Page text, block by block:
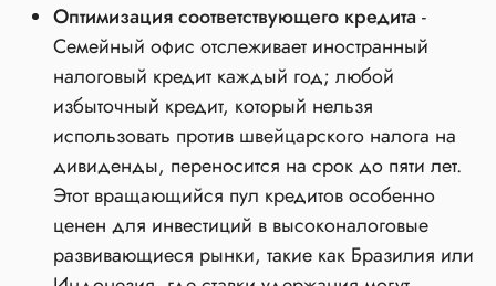
Оптимизация соответствующего кредита-
Семейный офис отслеживает иностранный
налоговый кредит каждый год; любой
избыточный кредит, который нельзя
использовать против швейцарского налога на
дивиденды, переносится на срок до пяти лет.
Этот вращающийся пул кредитов особенно
ценен для инвестиций в высоконалоговые
развивающиеся рынки, такие как Бразилия или